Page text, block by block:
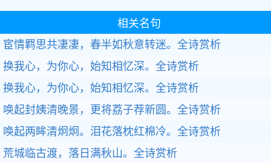
相关名句
宦情羁思共凄凄，春半如秋意转迷。全诗赏析
换我心，为你心，始知相忆深。全诗赏析
换我心，为你心，始知相忆深。全诗赏析
唤起封姨清晚景，更将荔子荐新圆。全诗赏析
唤起两眸清炯炯。泪花落枕红棉冷。全诗赏析
荒城临古渡，落日满秋山。全诗赏析